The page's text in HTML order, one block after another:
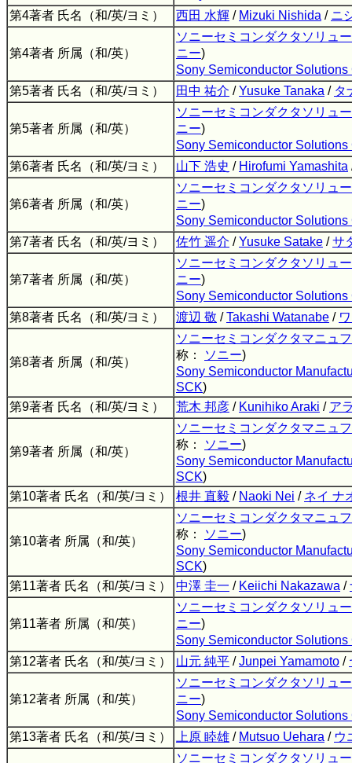
第4著者 氏名（和/英/ヨミ）
西田 水輝 / Mizuki Nishida / ニ
第4著者 所属（和/英）
ソニーセミコンダクタソリュ
ニー)
Sony Semiconductor Solutions
第5著者 氏名（和/英/ヨミ）
田中 祐介 /Yusuke Tanaka / タ
第5著者 所属（和/英）
ソニーセミコンダクタソリュ
ニー)
Sony Semiconductor Solutions
第6著者 氏名（和/英/ヨミ）
山下 浩史 / Hirofumi Yamashita
第6著者 所属（和/英）
ソニーセミコンダクタソリュ
ニー)
Sony Semiconductor Solutions
第7著者 氏名（和/英/ヨミ）
佐竹 遥介 /Yusuke Satake /サ
第7著者 所属（和/英）
ソニーセミコンダクタソリュ
ニー)
Sony Semiconductor Solutions
第8著者 氏名（和/英/ヨミ）
渡辺 敬 /Takashi Watanabe /
第8著者 所属（和/英）
ソニーセミコンダクタマニュ
称：
ソニー)
Sony Semiconductor
SCK)
第9著者 氏名（和/英/ヨミ）
荒木 邦彦 / Kunihiko Araki / ア
第9著者 所属（和/英）
ソニーセミコンダクタマニュ
称：
ソニー)
Sony Semiconductor
SCK)
第10著者 氏名（和/英/ヨミ）
根井 直毅 / Naoki Nei / ネイ ナ
第10著者 所属（和/英）
ソニーセミコンダクタマニュ
称：
ソニー)
Sony Semiconductor
SCK)
第11著者 氏名（和/英/ヨミ）
中澤 圭一 / Keiichi Nakazawa /
第11著者 所属（和/英）
ソニーセミコンダクタソリュ
ニー)
Sony Semiconductor Solutions
第12著者 氏名（和/英/ヨミ）
山元 純平 /Junpei Yamamoto /
第12著者 所属（和/英）
ソニーセミコンダクタソリュ
ニー)
Sony Semiconductor Solutions
第13著者 氏名（和/英/ヨミ）
上原 睦雄 / Mutsuo Uehara / ウ
ソニーセミコンダクタソリュ